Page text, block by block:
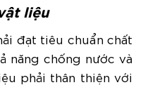
liệu
đạt tiêu chuẩn chất
năng chống nước và
phải thân thiện với